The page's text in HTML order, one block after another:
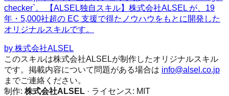
checker`。 【ALSEL独自スキル】株式会社ALSEL が、19
年・5,000社超の EC 支援で得たノウハウをもとに開発した
オリジナルスキルです。
by 株式会社ALSEL
このスキルは株式会社ALSELが制作したオリジナルスキル
です。掲載内容について問題がある場合は info@alsel.co.jp
までご連絡ください。
制作: 株式会社ALSEL · ライセンス: MIT